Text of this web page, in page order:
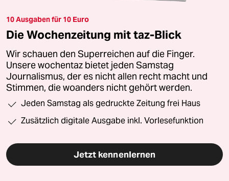
10 Ausgaben für 10 Euro
Die Wochenzeitung mit taz-Blick
Wir schauen den Superreichen auf die Finger.
Unsere wochentaz bietet jeden Samstag
Journalismus, der es nicht allen recht macht und
Stimmen, die woanders nicht gehört werden.
Jeden Samstag als gedruckte Zeitung frei Haus
Zusätzlich digitale Ausgabe inkl. Vorlesefunktion
Jetzt kennenlernen